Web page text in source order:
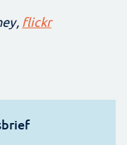
flickr